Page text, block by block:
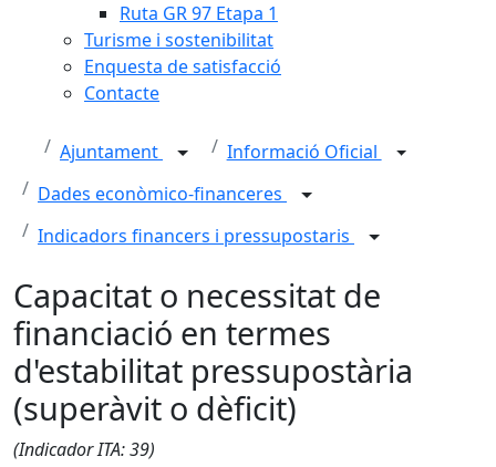
Ruta GR 97 Etapa 1
Turisme i sostenibilitat
Enquesta de satisfacció
Contacte
Ajuntament
Informació Oficial
Dades econòmico-financeres
Indicadors financers i pressupostaris
Capacitat o necessitat de
financiació en termes
d'estabilitat pressupostària
(superàvit o dèficit)
(Indicador ITA: 39)